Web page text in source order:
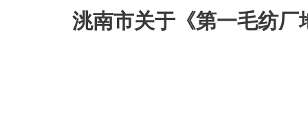
洮南市关于《第一毛纺